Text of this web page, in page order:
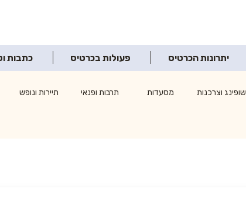
יתרונות הכרטיס פעולות בכרטיס כתבות
שופינג וצרכנות מסעדות תרבות ופנאי תיירות ונופש